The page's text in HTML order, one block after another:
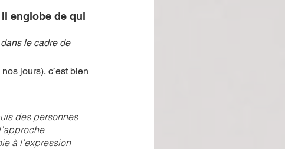
englobe de qui
le cadre de
jours), c’est bien
des personnes
à l’expression